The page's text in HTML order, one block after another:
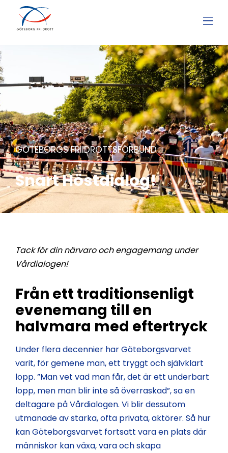
GÖTEBORGS FRIIDROTTSFÖRBUND
Snart Höstdialog!
Tack för din närvaro och engagemang under
Vårdialogen!
Från ett traditionsenligt
evenemang till en
halvmara med eftertryck
Under flera decennier har Göteborgsvarvet
varit, för gemene man, ett tryggt och självklart
lopp. ”Man vet vad man får, det är ett underbart
lopp, men man blir inte så överraskad”, sa en
deltagare på Vårdialogen. Vi blir dessutom
utmanade av starka, ofta privata, aktörer. Så hur
kan Göteborgsvarvet fortsatt vara en plats där
människor kan växa, vara och skapa